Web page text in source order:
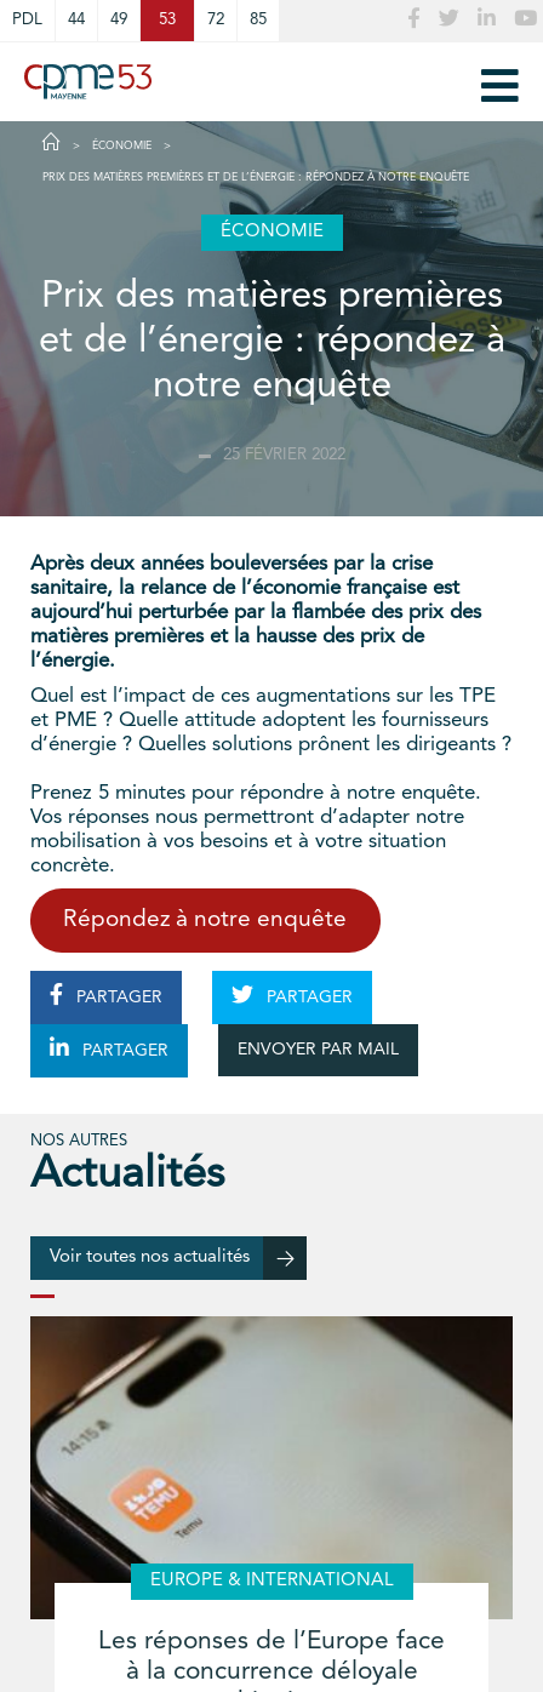
PDL 44 49 53 72 85
ÉCONOMIE
PRIX DES MATIÈRES PREMIÈRES ET DE L’ÉNERGIE : RÉPONDEZ À NOTRE ENQUÊTE
ÉCONOMIE
Prix des matières premières
et de l’énergie : répondez à
notre enquête
25 FÉVRIER 2022
Après deux années bouleversées par la crise
sanitaire, la relance de l’économie française est
aujourd’hui perturbée par la flambée des prix des
matières premières et la hausse des prix de
l’énergie.
Quel est l’impact de ces augmentations sur les TPE
et PME ? Quelle attitude adoptent les fournisseurs
d’énergie ? Quelles solutions prônent les dirigeants ?
Prenez 5 minutes pour répondre à notre enquête.
Vos réponses nous permettront d’adapter notre
mobilisation à vos besoins et à votre situation
concrète.
Répondez à notre enquête
PARTAGER PARTAGER
PARTAGER ENVOYER PAR MAIL
NOS AUTRES
Actualités
Voir toutes nos actualités
EUROPE & INTERNATIONAL
Les réponses de l’Europe face
à la concurrence déloyale
Cookies management panel